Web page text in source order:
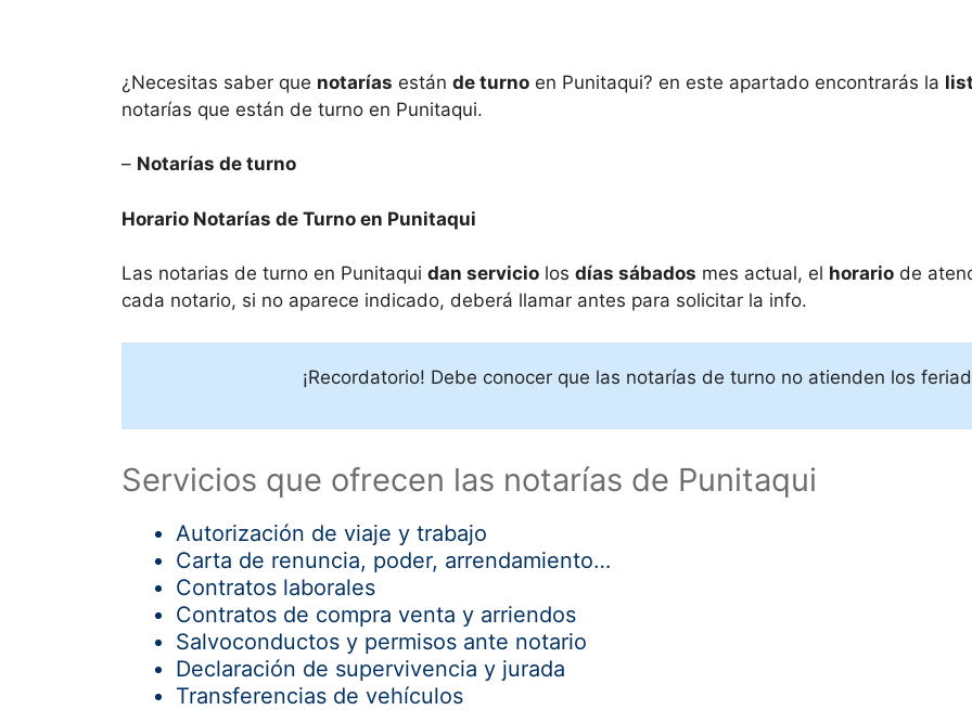
¿Necesitas saber que notarías están de turno en Punitaqui? en este apartado encontrarás la
notarías que están de turno en Punitaqui.
– Notarías de turno
Horario Notarías de Turno en Punitaqui
Las notarias de turno en Punitaqui dan servicio los días sábados mes actual, el horario de
cada notario, si no aparece indicado, deberá llamar antes para solicitar la info.
¡Recordatorio! Debe conocer que las notarías de turno no atienden los
Servicios que ofrecen las notarías de Punitaqui
Autorización de viaje y trabajo
Carta de renuncia, poder, arrendamiento…
Contratos laborales
Contratos de compra venta y arriendos
Salvoconductos y permisos ante notario
Declaración de supervivencia y jurada
Transferencias de vehículos